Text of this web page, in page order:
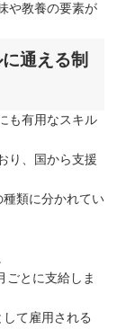
や教養の要素が
通える制
も有用なスキル
り、国から支援
類に分かれてい
ごとに支給しま
て雇用される